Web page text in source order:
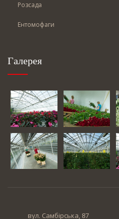
Розсада
Ентомофаги
Галерея
вул. Самбірська, 87